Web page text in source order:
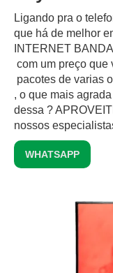
Ligando pra o
que há de melhor
INTERNET
com um preço que
pacotes de varias
, o que mais
dessa ?
nossos
WHATSAPP